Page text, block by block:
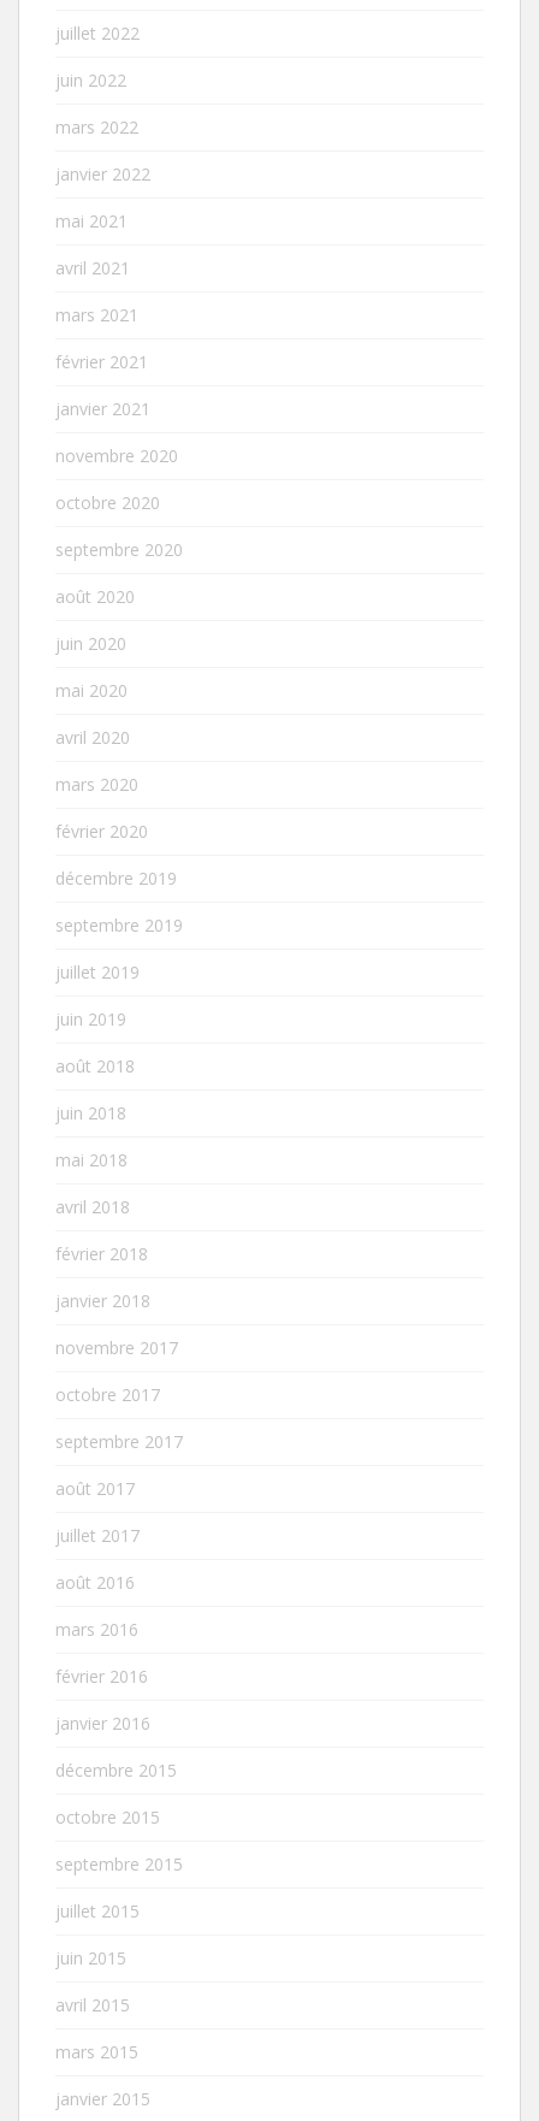
juillet 2022
juin 2022
mars 2022
janvier 2022
mai 2021
avril 2021
mars 2021
février 2021
janvier 2021
novembre 2020
octobre 2020
septembre 2020
août 2020
juin 2020
mai 2020
avril 2020
mars 2020
février 2020
décembre 2019
septembre 2019
juillet 2019
juin 2019
août 2018
juin 2018
mai 2018
avril 2018
février 2018
janvier 2018
novembre 2017
octobre 2017
septembre 2017
août 2017
juillet 2017
août 2016
mars 2016
février 2016
janvier 2016
décembre 2015
octobre 2015
septembre 2015
juillet 2015
juin 2015
avril 2015
mars 2015
janvier 2015